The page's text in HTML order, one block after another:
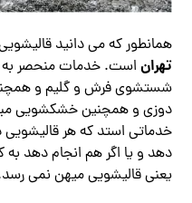
همانطور که می دانید
تهران است. خدمات منحصر به
شستشوی فرش و گلیم و همچنین
دوزی و همچنین خشکشویی
خدماتی استد که هر قالیشویی
دهد و یا اگر هم انجام دهد به
یعنی قالیشویی میهن نمی